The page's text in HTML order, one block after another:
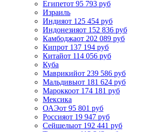
Египетот 95 793 руб
Израиль
Индияот 125 454 руб
Индонезияот 152 836 руб
Камбоджаот 202 089 руб
Кипрот 137 194 руб
Китайот 114 056 руб
Куба
Маврикийот 239 586 руб
Мальдивыот 181 624 руб
Мароккоот 174 181 руб
Мексика
ОАЭот 95 801 руб
Россияот 19 947 руб
Сейшелыот 192 441 руб